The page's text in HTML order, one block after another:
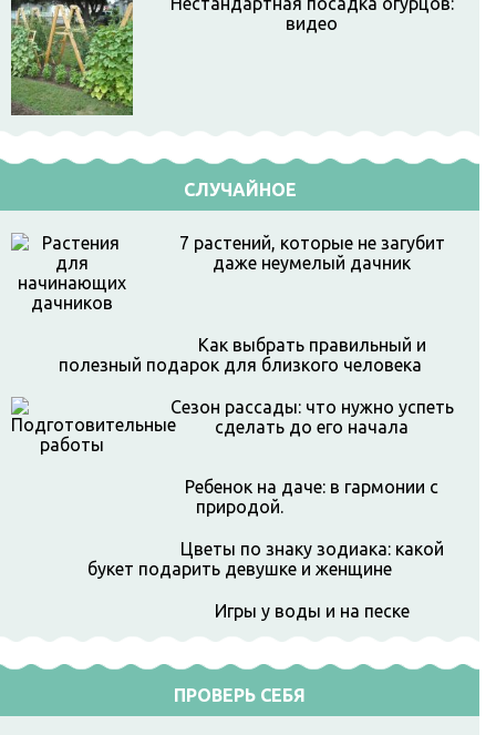
видео
СЛУЧАЙНОЕ
7 растений, которые не загубит
даже неумелый дачник
Как выбрать правильный и
полезный подарок для близкого человека
Сезон рассады: что нужно успеть
сделать до его начала
Ребенок на даче: в гармонии с
природой.
Цветы по знаку зодиака: какой
букет подарить девушке и женщине
Игры у воды и на песке
ПРОВЕРЬ СЕБЯ